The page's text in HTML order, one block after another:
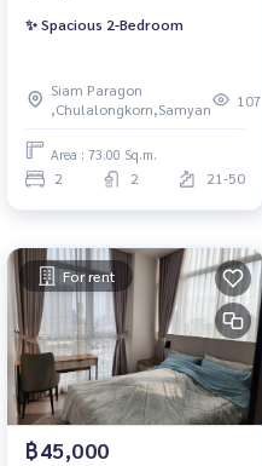
✨ Spacious 2-Bedroom
Siam Paragon
,Chulalongkorn,Samyan
107
Area : 73.00 Sq.m.
2 2 21-50
For rent
฿45,000